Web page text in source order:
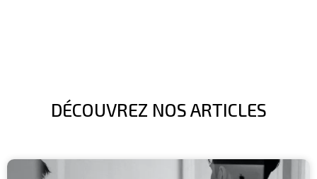
DÉCOUVREZ NOS ARTICLES